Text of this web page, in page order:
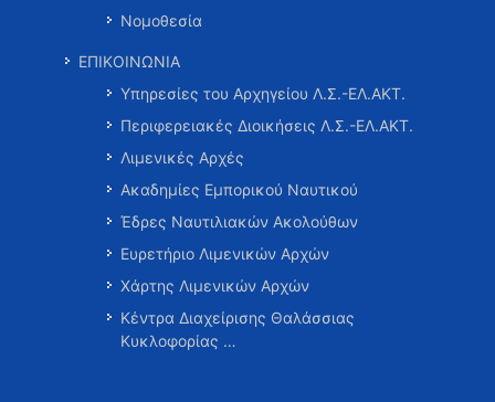
Νομοθεσία
ΕΠΙΚΟΙΝΩΝΙΑ
Υπηρεσίες του Αρχηγείου Λ.Σ.-ΕΛ.ΑΚΤ.
Περιφερειακές Διοικήσεις Λ.Σ.-ΕΛ.ΑΚΤ.
Λιμενικές Αρχές
Ακαδημίες Εμπορικού Ναυτικού
Έδρες Ναυτιλιακών Ακολούθων
Ευρετήριο Λιμενικών Αρχών
Χάρτης Λιμενικών Αρχών
Κέντρα Διαχείρισης Θαλάσσιας
Κυκλοφορίας …